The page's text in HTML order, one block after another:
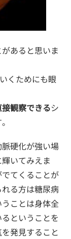
あると思いま
くためにも眼
観察できるシ
硬化が強い場
いてみえま
てくることが
る方は糖尿病
ことは身体全
ということを
発見すること